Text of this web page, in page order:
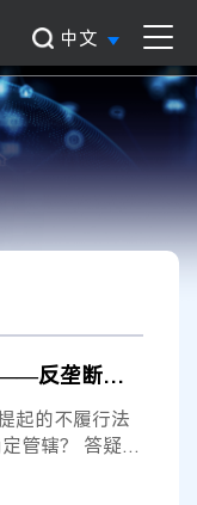
中文
法答网精选答问（第三十批）——反垄断专题
起的不履行法
管辖？ 答疑意